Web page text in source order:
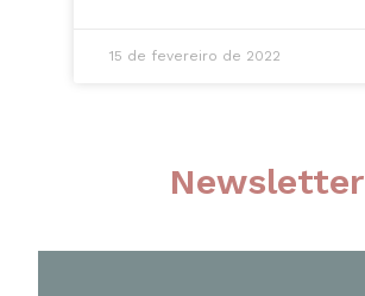
15 de fevereiro de 2022
Newsletter